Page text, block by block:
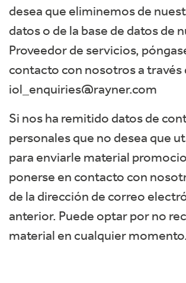
desea que eliminemos de
datos o de la base de datos de
Proveedor de servicios,
contacto con nosotros a través
iol_enquiries@rayner.com
Si nos ha remitido datos de
personales que no desea que
para enviarle material
ponerse en contacto con
de la dirección de correo
anterior. Puede optar por no
material en cualquier momento.